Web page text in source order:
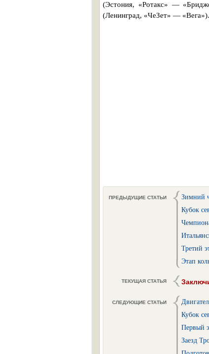
(Эстония, «Ротакс» —
(Ленинград, «ЧеЗет» — «Вега»).
ПРЕДЫДУЩИЕ СТАТЬИ
Зимний
Кубок
Третий
Этап
ТЕКУЩАЯ СТАТЬЯ
СЛЕДУЮЩИЕ СТАТЬИ
Кубок
Первый
Заезд